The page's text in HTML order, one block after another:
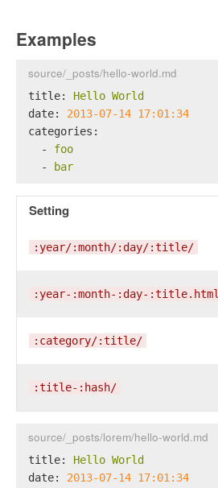
Examples
source/_posts/hello-world.md
title: Hello World
date:
2013-07-14 17:01:34
categories:
-
foo
-
bar
Setting
:year/:month/:day/:title/
:year-:month-:day-:title.html
:category/:title/
:title-:hash/
source/_posts/lorem/hello-world.md
title: Hello World
date:
2013-07-14 17:01:34